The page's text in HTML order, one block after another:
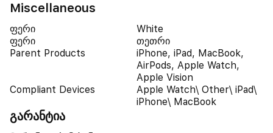
Miscellaneous
ფერი
White
ფერი
თეთრი
Parent Products
iPhone, iPad, MacBook,
AirPods, Apple Watch,
Apple Vision
Compliant Devices
Apple Watch\ Other\ iPad\
iPhone\ MacBook
გარანტია